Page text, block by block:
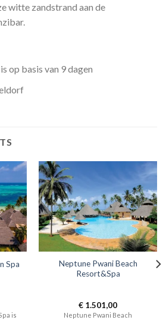
witte zandstrand aan de
op basis van 9 dagen
Spa
is
Neptune Pwani Beach
Resort&Spa
€ 1.501,00
Neptune Pwani Beach